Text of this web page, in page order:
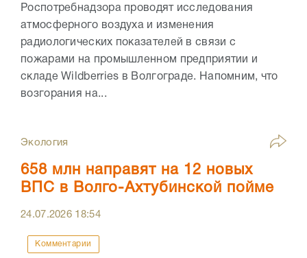
Роспотребнадзора проводят исследования
атмосферного воздуха и изменения
радиологических показателей в связи с
пожарами на промышленном предприятии и
складе Wildberries в Волгограде. Напомним, что
возгорания на...
Экология
658 млн направят на 12 новых
ВПС в Волго-Ахтубинской пойме
24.07.2026 18:54
Комментарии